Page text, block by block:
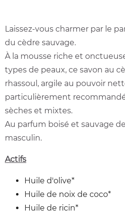
Laissez-vous charmer par le
du cèdre sauvage.
À la mousse riche et
types de peaux, ce savon au
rhassoul, argile au pouvoir
particulièrement
sèches et mixtes.
Au parfum boisé et sauvage
masculin.
Actifs
Huile d'olive*
Huile de noix de coco*
Huile de ricin*